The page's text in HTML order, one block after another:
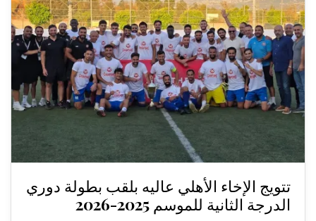
تتويج الإخاء الأهلي عاليه بلقب بطولة دوري
الدرجة الثانية للموسم 2025-2026